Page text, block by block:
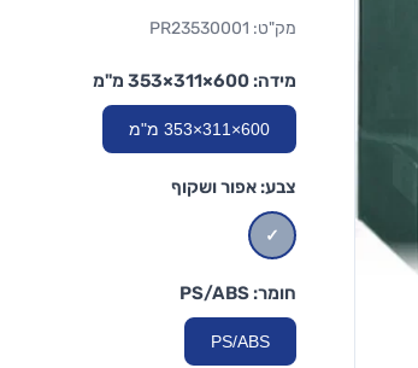
מק"ט: PR23530001
מידה: 600×311×353 מ"מ
600×311×353 מ"מ
צבע: אפור ושקוף
חומר: PS/ABS
PS/ABS